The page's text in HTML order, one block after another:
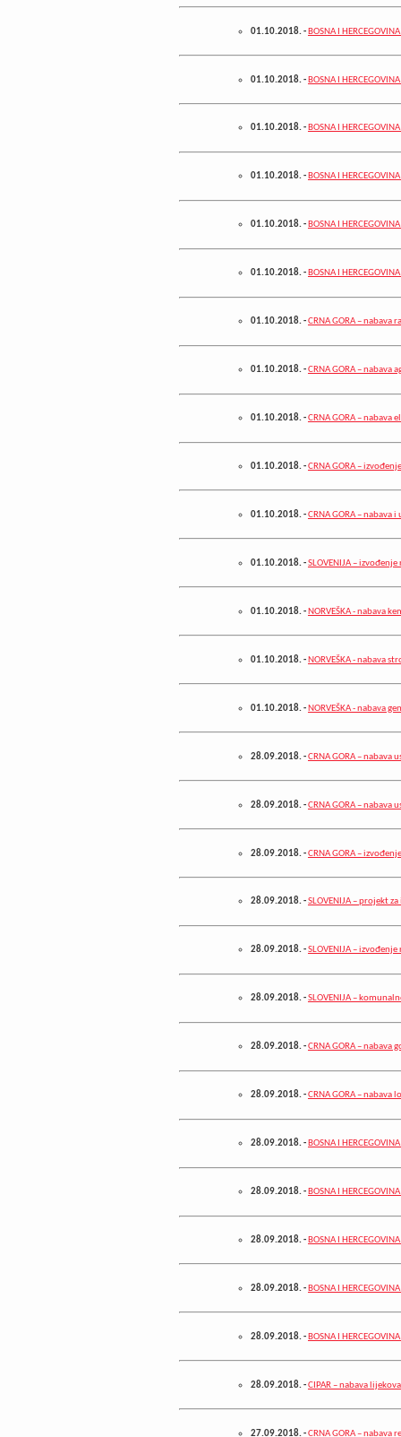
01.10.2018.- BOSNA I
01.10.2018.- BOSNA I
01.10.2018.-BOSNA I
01.10.2018.-BOSNA I
01.10.2018.-BOSNA I
01.10.2018.-BOSNA I
01.10.2018.-CRNA GORA – nabava
01.10.2018.-CRNA GORA – nabava
01.10.2018.-CRNA GORA – nabava
01.10.2018.-CRNA GORA –
01.10.2018.-CRNA GORA – nabava
01.10.2018.-SLOVENIJA –
01.10.2018.- NORVEŠKA - nabava
01.10.2018.- NORVEŠKA - nabava
01.10.2018.- NORVEŠKA - nabava
28.09.2018.-CRNA GORA – nabava
28.09.2018.-CRNA GORA – nabava
28.09.2018.-CRNA GORA –
28.09.2018.-SLOVENIJA – projekt
28.09.2018.-SLOVENIJA –
28.09.2018.-SLOVENIJA –
28.09.2018.-CRNA GORA – nabava
28.09.2018.-CRNA GORA – nabava
28.09.2018.- BOSNA I
28.09.2018.- BOSNA I
28.09.2018.- BOSNA I
28.09.2018.- BOSNA I
28.09.2018.- BOSNA I
28.09.2018.-CIPAR – nabava lijekova
27.09.2018.-CRNA GORA –